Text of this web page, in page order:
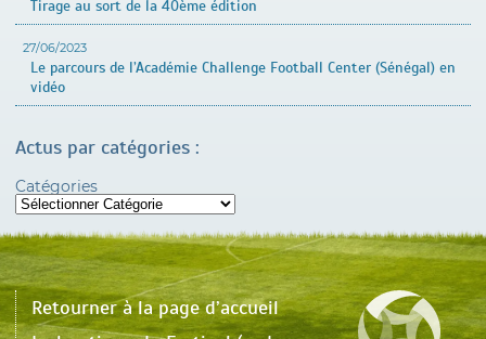
Tirage au sort de la 40ème édition
27/06/2023
Le parcours de l’Académie Challenge Football Center (Sénégal) en
vidéo
Actus par catégories :
Catégories
Retourner à la page d’accueil